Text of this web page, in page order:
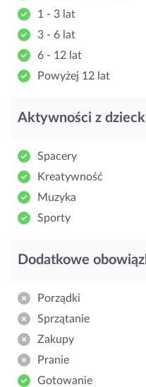
1 - 3 lat
3 - 6 lat
6 - 12 lat
Powyżej 12 lat
Aktywności z
Spacery
Kreatywność
Muzyka
Sporty
Dodatkowe
Porządki
Sprzątanie
Zakupy
Pranie
Gotowanie